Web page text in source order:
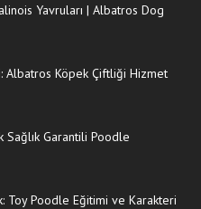
Yavruları | Albatros Dog
Albatros Köpek Çiftliği Hizmet
Sağlık Garantili Poodle
Toy Poodle Eğitimi ve Karakteri